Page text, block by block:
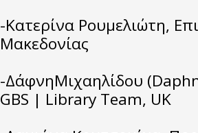
-Κατερίνα Ρουμελιώτη,
Μακεδονίας
-ΔάφνηΜιχαηλίδου
GBS | Library Team, UK